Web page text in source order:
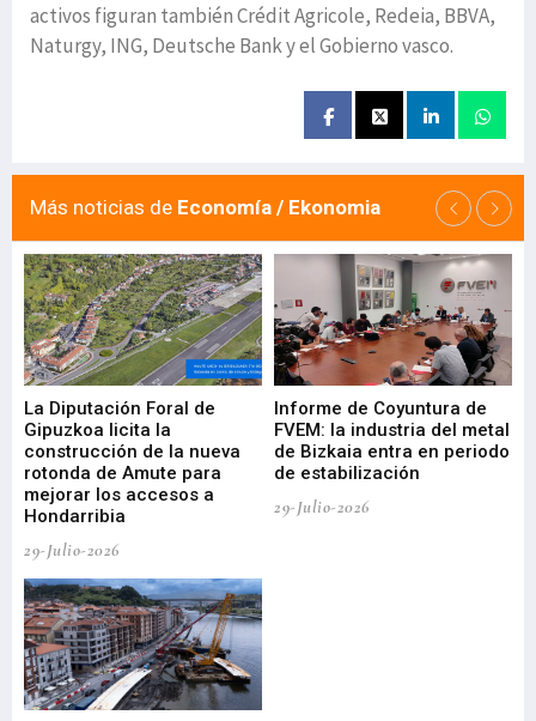
activos figuran también Crédit Agricole, Redeia, BBVA,
Naturgy, ING, Deutsche Bank y el Gobierno vasco.
Más noticias de Economía / Ekonomia
La Diputación Foral de
Gipuzkoa licita la
construcción de la nueva
rotonda de Amute para
mejorar los accesos a
Hondarribia
29-Julio-2026
Informe de Coyuntura de
FVEM: la industria del metal
de Bizkaia entra en periodo
de estabilización
29-Julio-2026